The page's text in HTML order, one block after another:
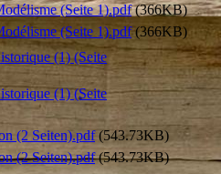
(Seite 1).pdf(366KB)
(Seite 1).pdf(366KB)
(1) (Seite
(1) (Seite
(2 Seiten).pdf(543.73KB)
(2 Seiten).pdf(543.73KB)